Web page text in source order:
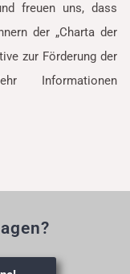
freuen uns, dass
der „Charta der
zur Förderung der
Informationen